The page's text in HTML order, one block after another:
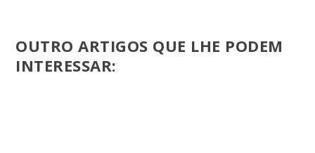
OUTRO ARTIGOS QUE LHE PODEM
INTERESSAR: